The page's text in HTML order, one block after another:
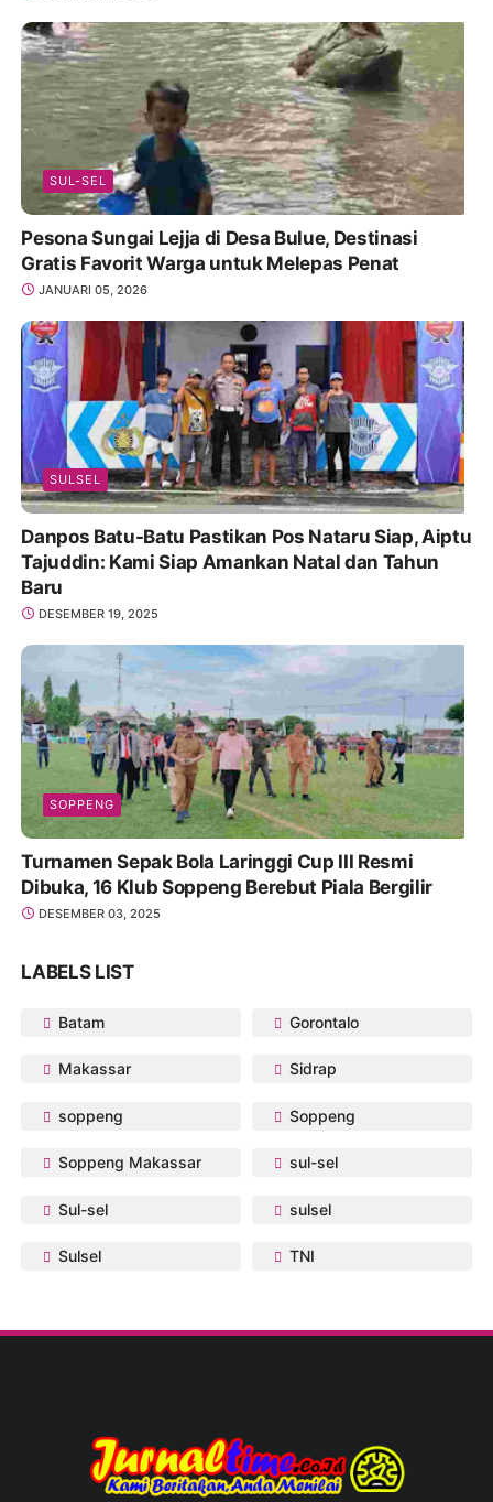
SUL-SEL
Pesona Sungai Lejja di Desa Bulue, Destinasi
Gratis Favorit Warga untuk Melepas Penat
JANUARI 05, 2026
SULSEL
Danpos Batu-Batu Pastikan Pos Nataru Siap, Aiptu
Tajuddin: Kami Siap Amankan Natal dan Tahun
Baru
DESEMBER 19, 2025
SOPPENG
Turnamen Sepak Bola Laringgi Cup III Resmi
Dibuka, 16 Klub Soppeng Berebut Piala Bergilir
DESEMBER 03, 2025
LABELS LIST
Batam Gorontalo
Makassar Sidrap
soppeng Soppeng
Soppeng Makassar sul-sel
Sul-sel sulsel
Sulsel TNI